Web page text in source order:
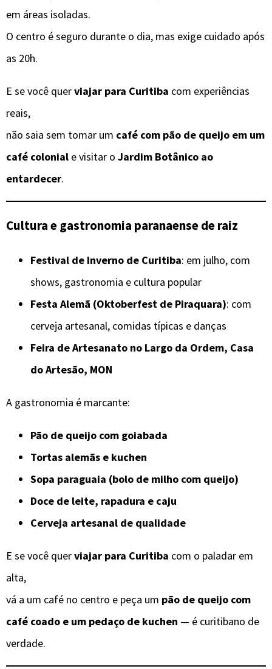
em áreas isoladas.
O centro é seguro durante o dia, mas exige cuidado após
as 20h.
E se você querviajar para Curitiba com experiências
reais,
não saia sem tomar um café com pão de queijo em um
café colonial e visitar o Jardim Botânico ao
entardecer.
Cultura e gastronomia paranaense de raiz
Festival de Inverno de Curitiba: em julho, com
shows, gastronomia e cultura popular
Festa Alemã (Oktoberfest de Piraquara): com
cerveja artesanal, comidas típicas e danças
Feira de Artesanato no Largo da Ordem, Casa
do Artesão, MON
A gastronomia é marcante:
Pão de queijo com goiabada
Tortas alemãs e kuchen
Sopa paraguaia (bolo de milho com queijo)
Doce de leite, rapadura e caju
Cerveja artesanal de qualidade
E se você querviajar para Curitiba com o paladar em
alta,
vá a um café no centro e peça um pão de queijo com
café coado e um pedaço de kuchen — é curitibano de
verdade.